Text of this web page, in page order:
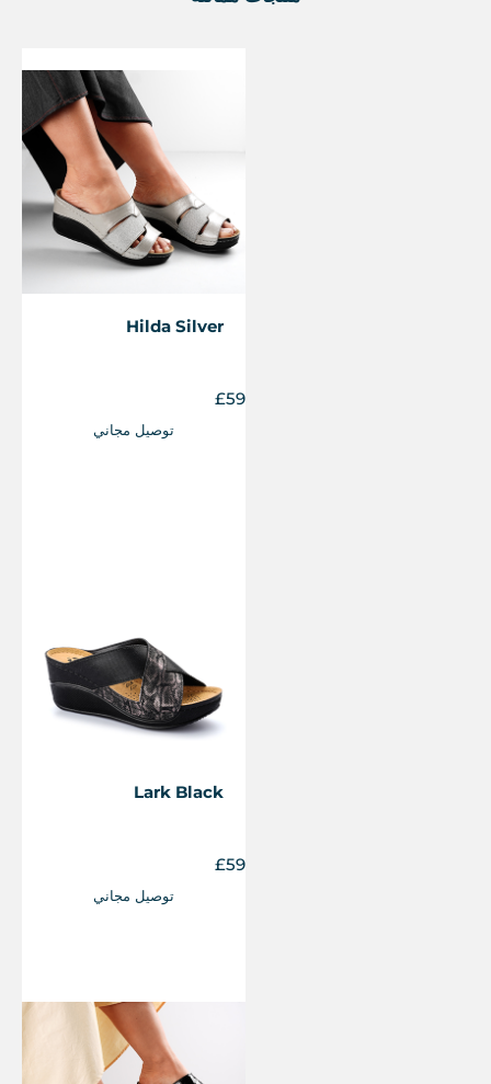
Hilda Silver
£59
توصيل مجاني
Lark Black
£59
توصيل مجاني